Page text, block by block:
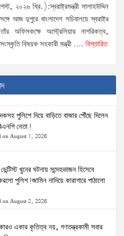
২০২৬ খ্রি.):স্বরাষ্ট্রমন্ত্রী সালাহউদ্দিন
আজ দুপুরে বাংলাদেশ সচিবালয়ে স্বরাষ্ট্র
তাঁর অফিসকক্ষে অস্ট্রেলিয়ার নাগরিকত্ব,
বিষয়ক সহকারী মন্ত্রী .... বিস্তারিত
পুলিশে দিয়ে বাড়িতে বাজার পৌঁছে দিলেন
নেতা!
on August 1, 2026
খুনের ঘটনায় সন্দেহভাজন হিসেবে
পুলিশ!জামিন নাদিয়ে কারাগারে পাঠালো
on August 2, 2026
একার কৃতিত্ব নয়, গণতন্ত্রকামী সবার